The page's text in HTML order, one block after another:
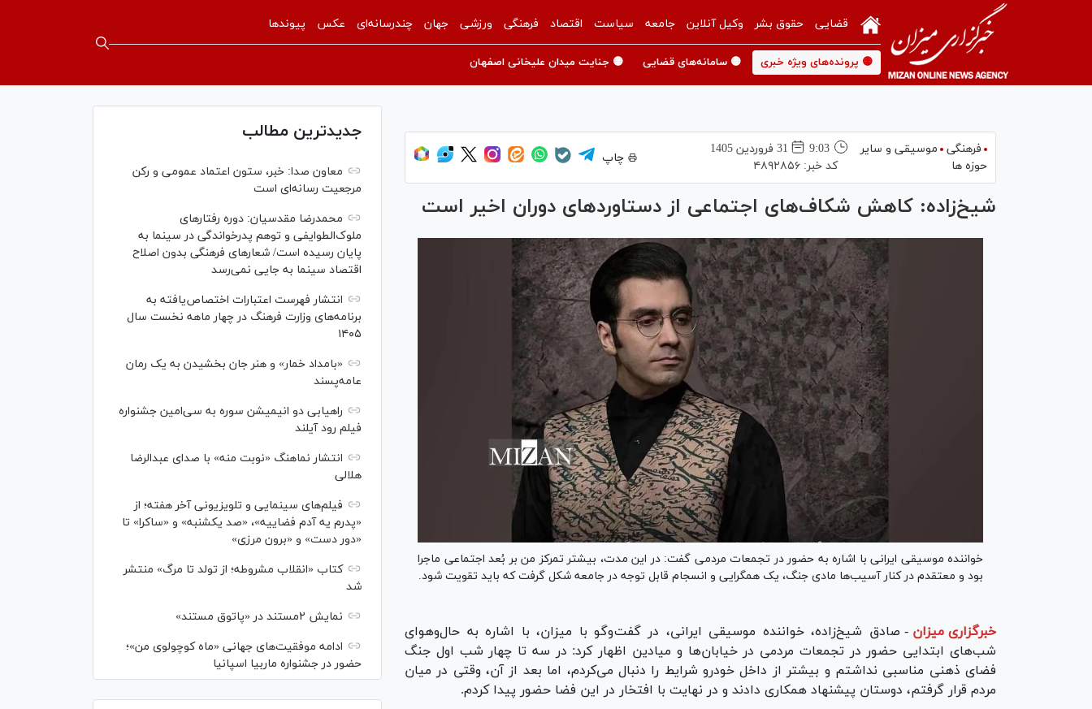
قضایی حقوق بشر وکیل آنلاین جامعه سیاست اقتصاد فرهنگی ورزشی جهان چندرسانه‌ای عکس پیوندها
🟡 پرونده‌های ویژه خبری 🟡 سامانه‌های قضایی 🟡 جنایت میدان علیخانی اصفهان
فرهنگی
موسیقی و سایر
حوزه ها
9:03
31 فروردين 1405
کد خبر:۴۸۹۲۸۵۶
چاپ
شیخ‌زاده: کاهش شکاف‌های اجتماعی از دستاوردهای دوران اخیر است
خواننده موسیقی ایرانی با اشاره به حضور در تجمعات مردمی گفت: در این مدت، بیشتر تمرکز من بر بُعد اجتماعی ماجرا
بود و معتقدم در کنار آسیب‌ها مادی جنگ، یک همگرایی و انسجام قابل توجه در جامعه شکل گرفت که باید تقویت شود.
خبرگزاری میزان - صادق شیخ‌زاده، خواننده موسیقی ایرانی، در گفت‌وگو با میزان، با اشاره به حال‌وهوای
شب‌های ابتدایی حضور در تجمعات مردمی در خیابان‌ها و میادین اظهار کرد: در سه تا چهار شب اول جنگ
فضای ذهنی مناسبی نداشتم و بیشتر از داخل خودرو شرایط را دنبال می‌کردم، اما بعد از آن، وقتی در میان
مردم قرار گرفتم، دوستان پیشنهاد همکاری دادند و در نهایت با افتخار در این فضا حضور پیدا کردم.
جدیدترین مطالب
معاون صدا: خبر، ستون اعتماد عمومی و رکن
مرجعیت رسانه‌ای است
محمدرضا مقدسیان: دوره رفتارهای
ملوک‌الطوایفی و توهم پدرخواندگی در سینما به
پایان رسیده است/ شعارهای فرهنگی بدون اصلاح
اقتصاد سینما به جایی نمی‌رسد
انتشار فهرست اعتبارات اختصاص‌یافته به
برنامه‌های وزارت فرهنگ در چهار ماهه نخست سال
۱۴۰۵
«بامداد خمار» و هنر جان بخشیدن به یک رمان
عامه‌پسند
راهیابی دو انیمیشن سوره به سی‌امین جشنواره
فیلم رود آیلند
انتشار نماهنگ «نوبت منه» با صدای عبدالرضا
هلالی
فیلم‌های سینمایی و تلویزیونی آخر هفته؛ از
«پدرم یه آدم فضاییه»، «صد یکشنبه» و «ساکرا» تا
«دور دست» و «برون مرزی»
کتاب «انقلاب مشروطه؛ از تولد تا مرگ» منتشر
شد
نمایش ۲مستند در «پاتوق مستند»
ادامه موفقیت‌های جهانی «ماه کوچولوی من»؛
حضور در جشنواره ماربیا اسپانیا